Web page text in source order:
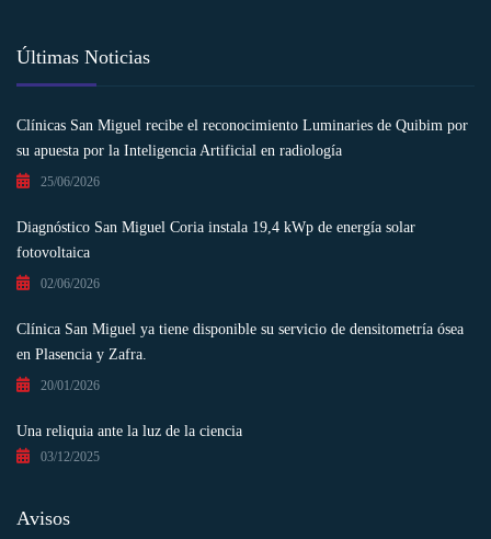
Últimas Noticias
Clínicas San Miguel recibe el reconocimiento Luminaries de Quibim por
su apuesta por la Inteligencia Artificial en radiología
25/06/2026
Diagnóstico San Miguel Coria instala 19,4 kWp de energía solar
fotovoltaica
02/06/2026
Clínica San Miguel ya tiene disponible su servicio de densitometría ósea
en Plasencia y Zafra.
20/01/2026
Una reliquia ante la luz de la ciencia
03/12/2025
Avisos